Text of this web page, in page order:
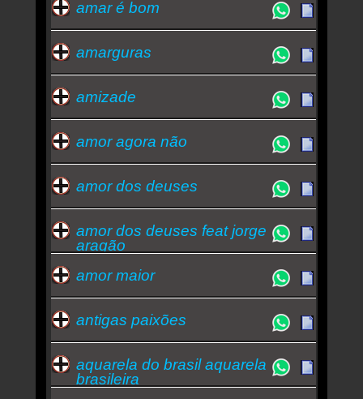
amar é bom
amarguras
amizade
amor agora não
amor dos deuses
amor dos deuses feat jorge
aragão
amor maior
antigas paixões
aquarela do brasil aquarela
brasileira